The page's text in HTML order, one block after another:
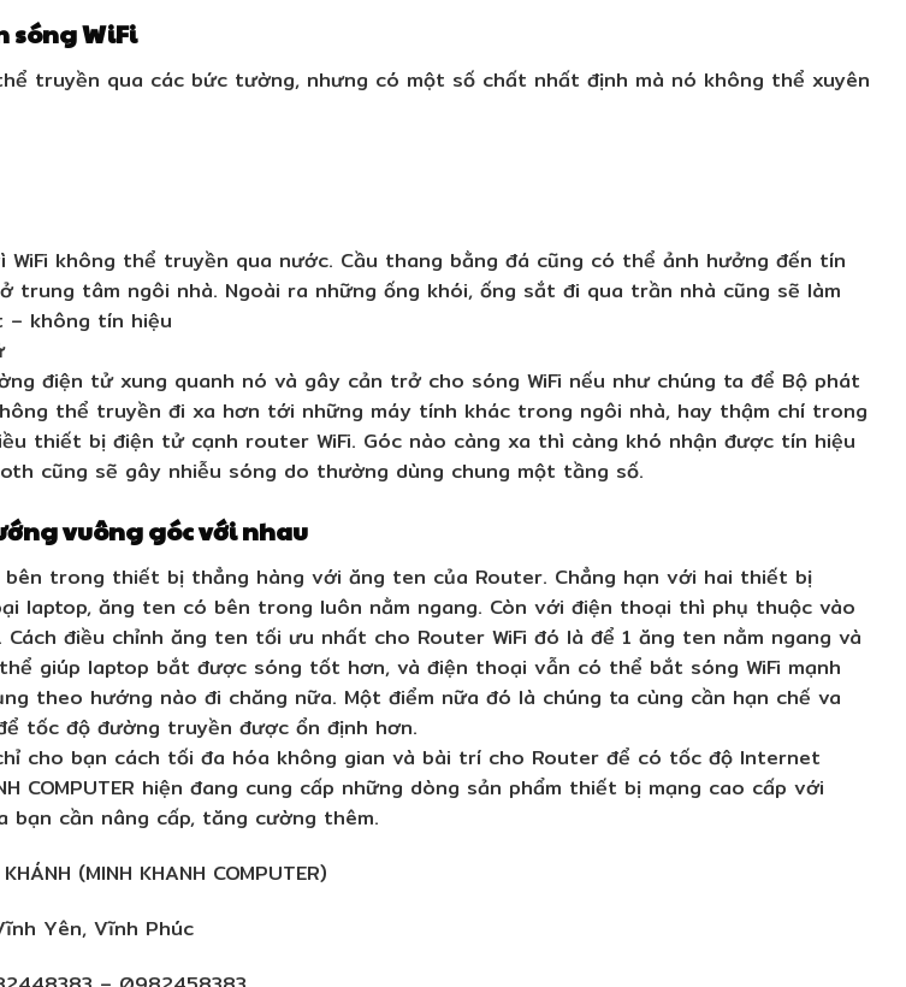
sóng WiFi
truyền qua các bức tường, nhưng có một số chất nhất định mà nó không thể xuyên
WiFi không thể truyền qua nước. Cầu thang bằng đá cũng có thể ảnh hưởng đến tín
trung tâm ngôi nhà. Ngoài ra những ống khói, ống sắt đi qua trần nhà cũng sẽ làm
không tín hiệu
điện tử xung quanh nó và gây cản trở cho sóng WiFi nếu như chúng ta để Bộ phát
thể truyền đi xa hơn tới những máy tính khác trong ngôi nhà, hay thậm chí trong
thiết bị điện tử cạnh router WiFi. Góc nào càng xa thì càng khó nhận được tín hiệu
cũng sẽ gây nhiễu sóng do thường dùng chung một tầng số.
vuông góc với nhau
trong thiết bị thẳng hàng với ăng ten của Router. Chẳng hạn với hai thiết bị
laptop, ăng ten có bên trong luôn nằm ngang. Còn với điện thoại thì phụ thuộc vào
điều chỉnh ăng ten tối ưu nhất cho Router WiFi đó là để 1 ăng ten nằm ngang và
giúp laptop bắt được sóng tốt hơn, và điện thoại vẫn có thể bắt sóng WiFi mạnh
theo hướng nào đi chăng nữa. Một điểm nữa đó là chúng ta cùng cần hạn chế va
tốc độ đường truyền được ổn định hơn.
cho bạn cách tối đa hóa không gian và bài trí cho Router để có tốc độ Internet
COMPUTER hiện đang cung cấp những dòng sản phẩm thiết bị mạng cao cấp với
bạn cần nâng cấp, tăng cường thêm.
(MINH KHANH COMPUTER)
Yên, Vĩnh Phúc